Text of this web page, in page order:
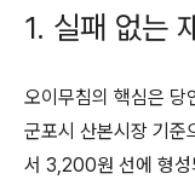
1. 실패 없는
오이무침의 핵심은
군포시 산본시장 기
서 3,200원 선에 형성